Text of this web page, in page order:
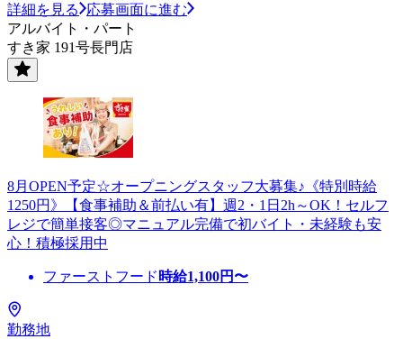
詳細を見る
応募画面に進む
アルバイト・パート
すき家 191号長門店
8月OPEN予定☆オープニングスタッフ大募集♪《特別時給
1250円》【食事補助＆前払い有】週2・1日2h～OK！セルフ
レジで簡単接客◎マニュアル完備で初バイト・未経験も安
心！積極採用中
ファーストフード 時給1,100円〜
勤務地